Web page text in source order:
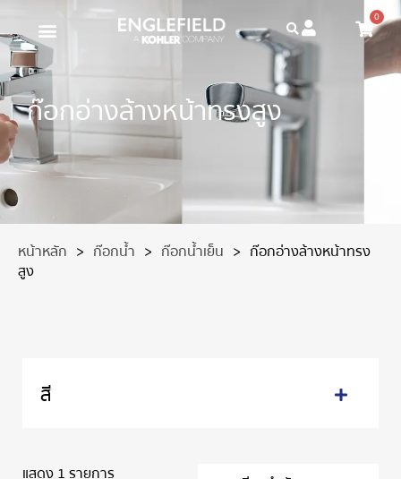
0
ก๊อกอ่างล้างหน้าทรงสูง
หน้าหลัก > ก๊อกน้ำ > ก๊อกน้ำเย็น > ก๊อกอ่างล้างหน้าทรง
สูง
สี
แสดง 1 รายการ